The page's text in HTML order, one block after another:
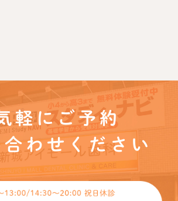
軽にご予約
わせください